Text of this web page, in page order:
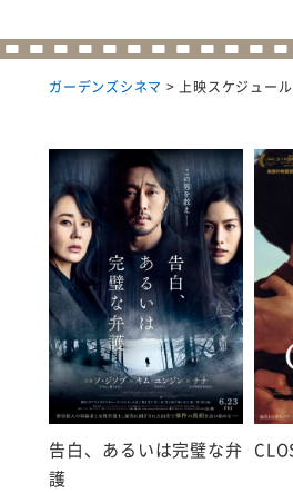
ガーデンズシネマ >上映スケジュール
告白、あるいは完璧な弁
護